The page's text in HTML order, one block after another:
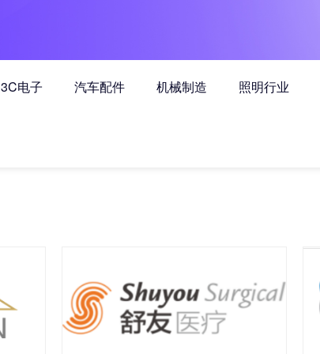
3C电子 汽车配件 机械制造 照明行业